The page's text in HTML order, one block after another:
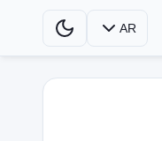
AR